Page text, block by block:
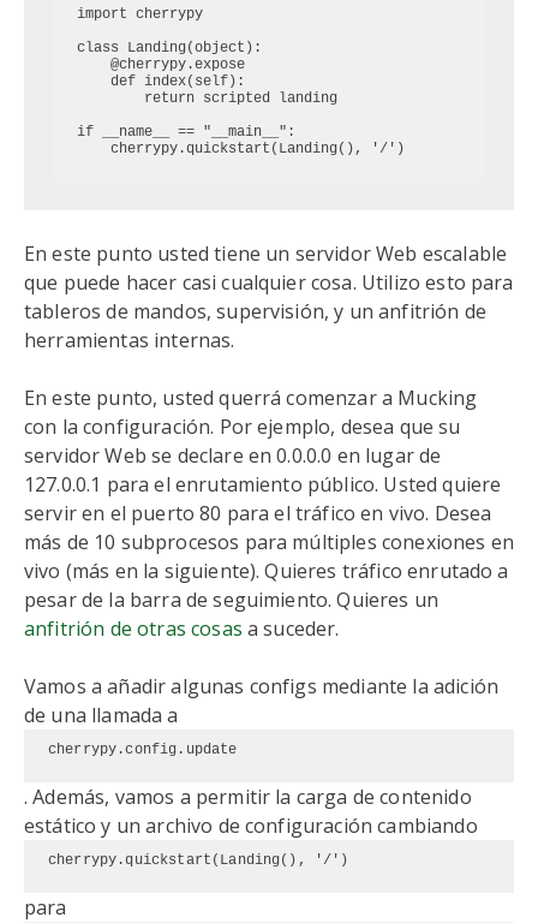
import cherrypy
class Landing(object):
    @cherrypy.expose
    def index(self):
        return scripted landing
if __name__ == "__main__":
En este punto usted tiene un servidor Web escalable
que puede hacer casi cualquier cosa. Utilizo esto para
tableros de mandos, supervisión, y un anfitrión de
herramientas internas.
En este punto, usted querrá comenzar a Mucking
con la configuración. Por ejemplo, desea que su
servidor Web se declare en 0.0.0.0 en lugar de
127.0.0.1 para el enrutamiento público. Usted quiere
servir en el puerto 80 para el tráfico en vivo. Desea
más de 10 subprocesos para múltiples conexiones en
vivo (más en la siguiente). Quieres tráfico enrutado a
pesar de la barra de seguimiento. Quieres un
anfitrión de otras cosas a suceder.
Vamos a añadir algunas configs mediante la adición
de una llamada a
cherrypy.config.update
. Además, vamos a permitir la carga de contenido
estático y un archivo de configuración cambiando
cherrypy.quickstart(Landing(), '/')
para